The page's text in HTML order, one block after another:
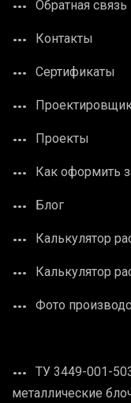
Обратная связь
Контакты
Сертификаты
Проекты
Как оформить
Блог
Калькулятор
Калькулятор
Фото
ТУ 3449-001-
металлические